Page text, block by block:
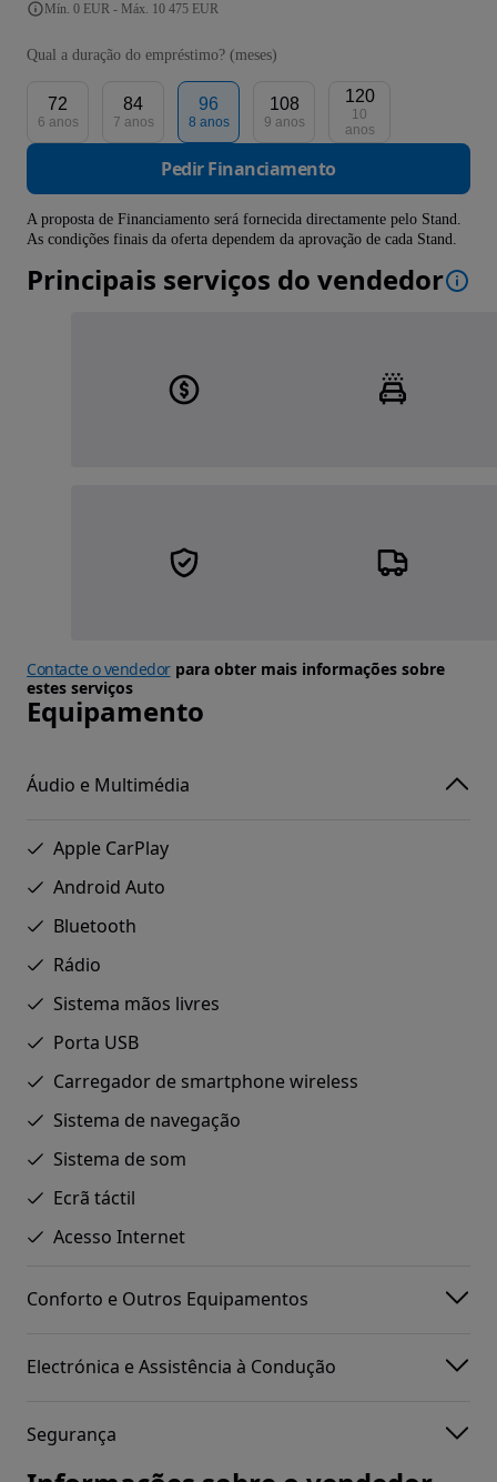
Mín. 0 EUR - Máx. 10 475 EUR
Qual a duração do empréstimo? (meses)
72
6 anos
84
7 anos
96
8 anos
108
9 anos
120
10
anos
Pedir Financiamento
A proposta de Financiamento será fornecida directamente pelo Stand.
As condições finais da oferta dependem da aprovação de cada Stand.
Principais serviços do vendedor
Contacte o vendedorpara obter mais informações sobre
estes serviços
Equipamento
Áudio e Multimédia
Apple CarPlay
Android Auto
Bluetooth
Rádio
Sistema mãos livres
Porta USB
Carregador de smartphone wireless
Sistema de navegação
Sistema de som
Ecrã táctil
Acesso Internet
Conforto e Outros Equipamentos
Electrónica e Assistência à Condução
Segurança